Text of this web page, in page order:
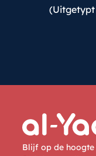
(Uitgetypt
Blijf op de hoogte